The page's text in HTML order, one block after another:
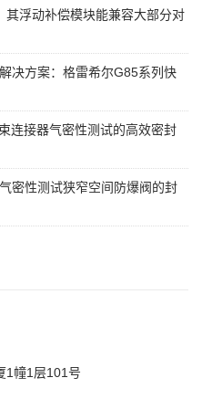
浮动补偿模块能兼容大部分对
决方案：格雷希尔G85系列快
连接器气密性测试的高效密封
密性测试狭窄空间防爆阀的封
1幢1层101号